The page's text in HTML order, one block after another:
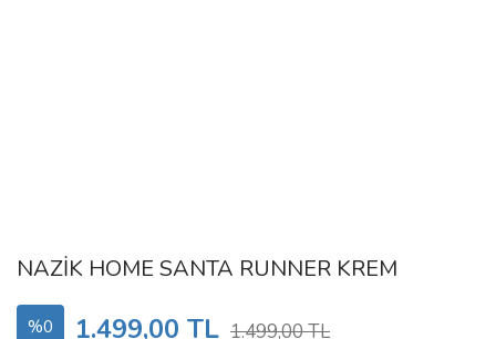
NAZİK HOME SANTA RUNNER KREM
%0 1.499,00 TL 1.499,00 TL